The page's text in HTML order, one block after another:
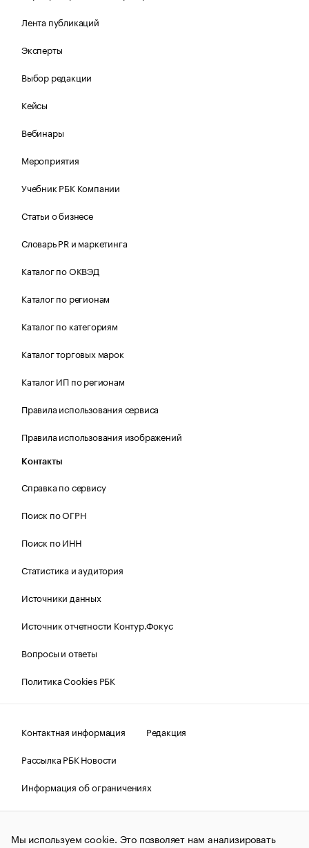
Лента публикаций
Эксперты
Выбор редакции
Кейсы
Вебинары
Мероприятия
Учебник РБК Компании
Статьи о бизнесе
Словарь PR и маркетинга
Каталог по ОКВЭД
Каталог по регионам
Каталог по категориям
Каталог торговых марок
Каталог ИП по регионам
Правила использования сервиса
Правила использования изображений
Контакты
Справка по сервису
Поиск по ОГРН
Поиск по ИНН
Статистика и аудитория
Источники данных
Источник отчетности Контур.Фокус
Вопросы и ответы
Политика Cookies РБК
Контактная информация
Редакция
Рассылка РБК Новости
Информация об ограничениях
Правовая информация
О соблюдении авторских прав
© АО «РОСБИЗНЕСКОНСАЛТИНГ»,1995–2026.Сообщения
Мы используем cookie. Это позволяет нам анализировать